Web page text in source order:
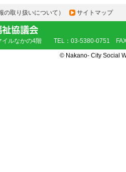
取り扱いについて） サイトマップ
イルなかの4階 TEL：03-5380-0751
© Nakano- City Social